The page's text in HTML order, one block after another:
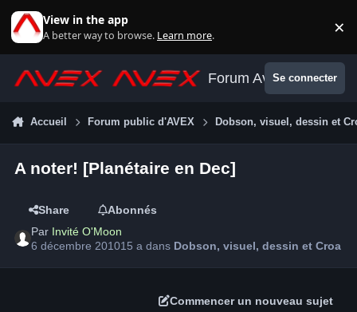
View in the app
A better way to browse. Learn more. ×
Forum AvexSe connecter
Accueil Forum public d'AVEX Dobson, visuel, dessin et
A noter! [Planétaire en Dec]
Share
Abonnés
Par Invité O'Moon
6 décembre 201015 a dans Dobson, visuel, dessin et Croa
Commencer un nouveau sujet